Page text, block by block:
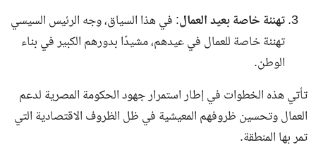
تهنئة خاصة بعيد العمال: في هذا السياق، وجه الرئيس السيسي
تهنئة خاصة للعمال في عيدهم، مشيدًا بدورهم الكبير في بناء
الوطن.
تأتي هذه الخطوات في إطار استمرار جهود الحكومة المصرية لدعم
العمال وتحسين ظروفهم المعيشية في ظل الظروف الاقتصادية التي
تمر بها المنطقة.